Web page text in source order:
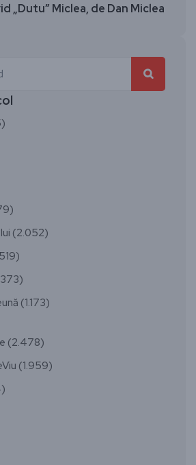
„Dutu” Miclea, de Dan Miclea
(2.052)
(1.173)
(2.478)
(1.959)